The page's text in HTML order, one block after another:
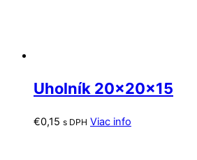
Uholník 20x20x15
€0,15 s DPH Viac info